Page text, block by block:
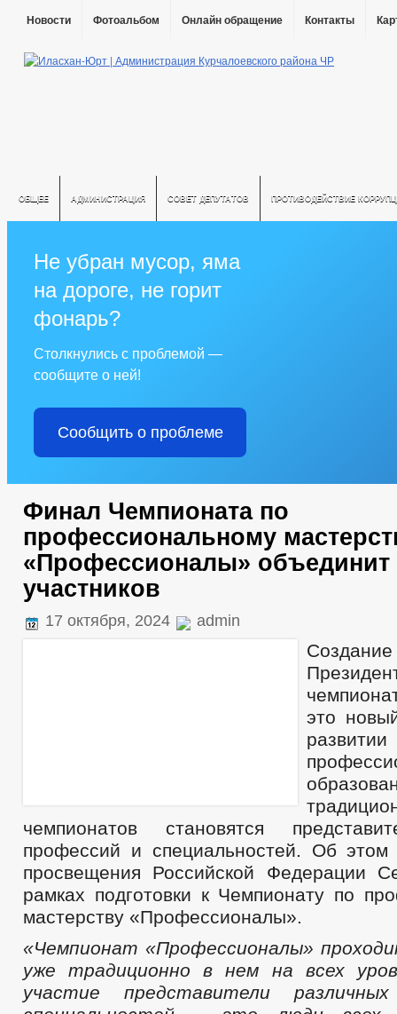
Новости Фотоальбом Онлайн обращение Контакты
ОБЩЕЕ АДМИНИСТРАЦИЯ СОВЕТ ДЕПУТАТОВ ПРОТИВОДЕЙСТВИЕ
Не убран мусор, яма
на дороге, не горит
фонарь?
Столкнулись с проблемой —
сообщите о ней!
Сообщить о проблеме
Финал Чемпионата по
профессиональному
«Профессионалы» объединит
участников
17 октября, 2024 admin
это
чемпионатов становятся
профессий и специальностей. Об этом
просвещения Российской Федерации
рамках подготовки к Чемпионату по
мастерству «Профессионалы».
«Чемпионат «Профессионалы»
уже традиционно в нем на всех
участие представители